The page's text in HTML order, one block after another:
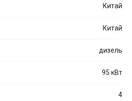
Китай
Китай
дизель
95 кВт
4